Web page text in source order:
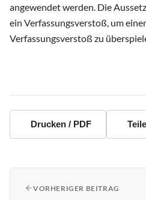
angewendet werden. Die
ein Verfassungsverstoß, um
Verfassungsverstoß zu
Drucken / PDF
VORHERIGER BEITRAG